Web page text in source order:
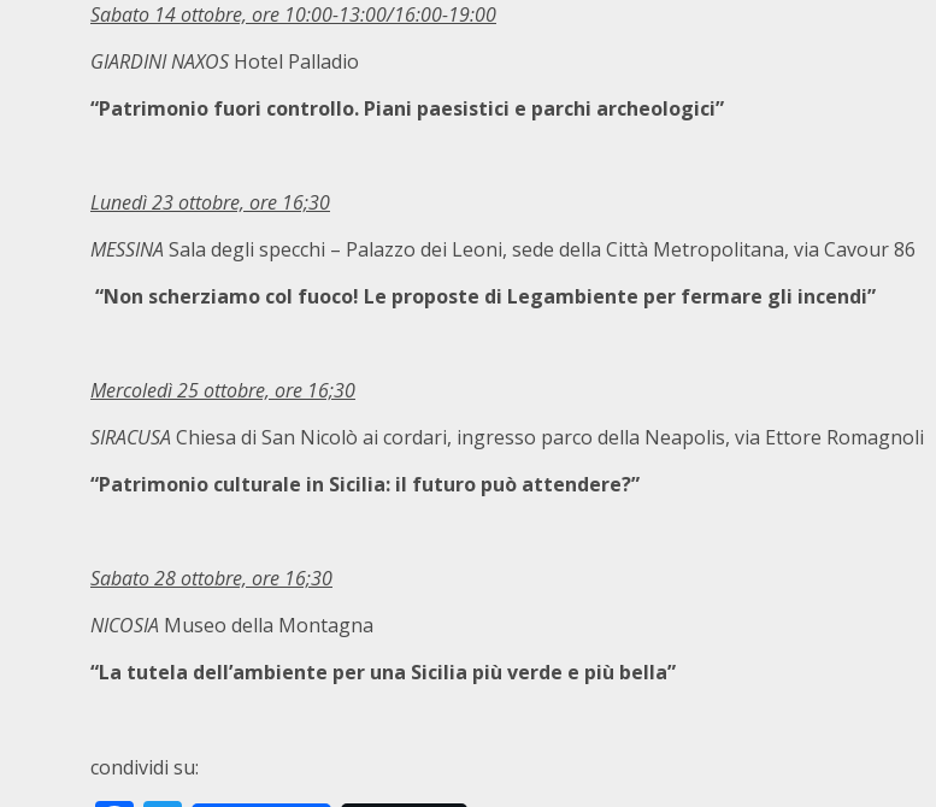
Sabato 14 ottobre, ore 10:00-13:00/16:00-19:00
GIARDINI NAXOS Hotel Palladio
“Patrimonio fuori controllo. Piani paesistici e parchi archeologici”
Lunedì 23 ottobre, ore 16;30
MESSINA Sala degli specchi – Palazzo dei Leoni, sede della Città Metropolitana, via Cavour 86
“Non scherziamo col fuoco! Le proposte di Legambiente per fermare gli incendi”
Mercoledì 25 ottobre, ore 16;30
SIRACUSA Chiesa di San Nicolò ai cordari, ingresso parco della Neapolis, via Ettore Romagnoli
“Patrimonio culturale in Sicilia: il futuro può attendere?”
Sabato 28 ottobre, ore 16;30
NICOSIA Museo della Montagna
“La tutela dell’ambiente per una Sicilia più verde e più bella”
condividi su: